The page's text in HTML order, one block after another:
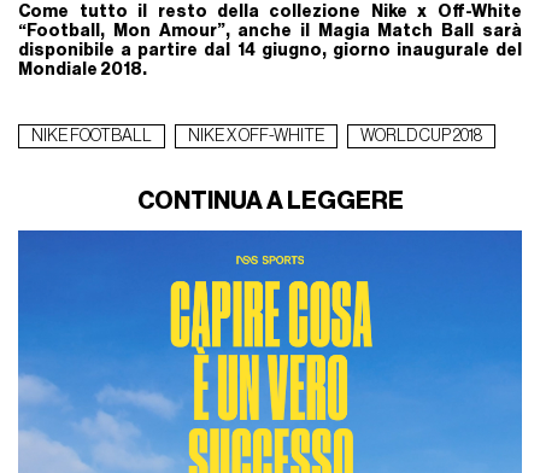
Come tutto il resto della collezione Nike x Off-White
“Football, Mon Amour”, anche il Magia Match Ball sarà
disponibile a partire dal 14 giugno, giorno inaugurale del
Mondiale 2018.
NIKE FOOTBALL NIKE X OFF-WHITE WORLD CUP 2018
CONTINUA A LEGGERE